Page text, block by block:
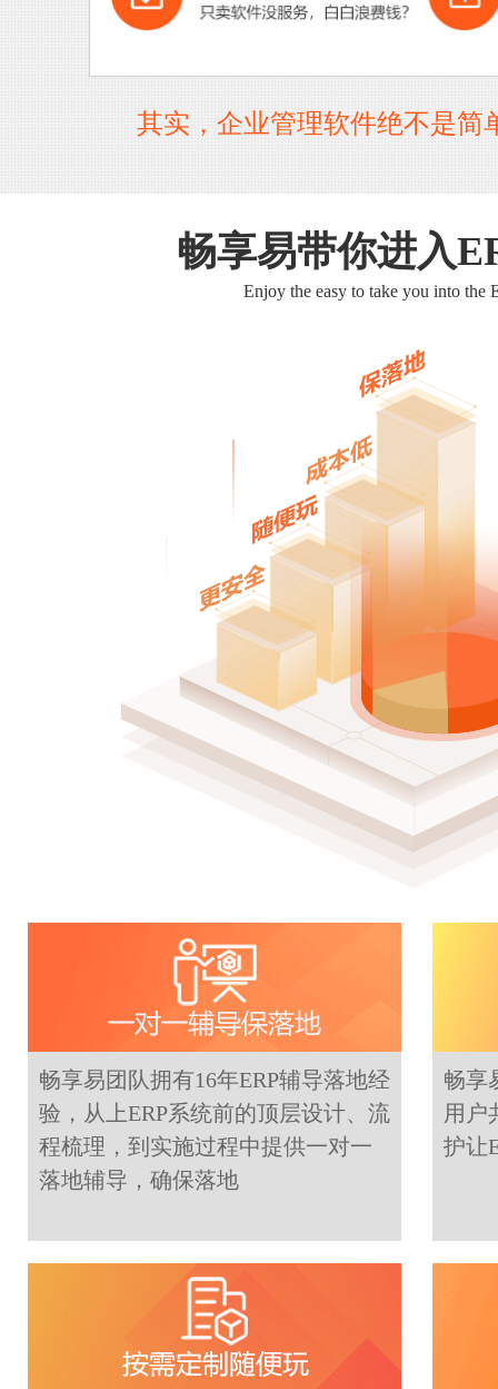
其实，企业管理软件绝不是
畅享易带你进入
Enjoy the easy to take you into the
畅享易团队拥有16年ERP辅导落地经
验，从上ERP系统前的顶层设计、流
程梳理，到实施过程中提供一对一
落地辅导，确保落地
畅享
用户
护让